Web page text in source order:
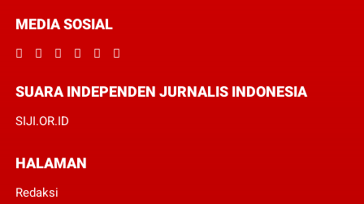
MEDIA SOSIAL
SUARA INDEPENDEN JURNALIS INDONESIA
SIJI.OR.ID
HALAMAN
Redaksi